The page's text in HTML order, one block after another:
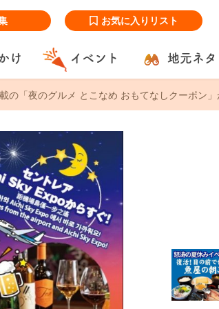
お気に入りリスト
け イベント 地元ネタ
の「夜のグルメ とこなめ おもてなしクーポン